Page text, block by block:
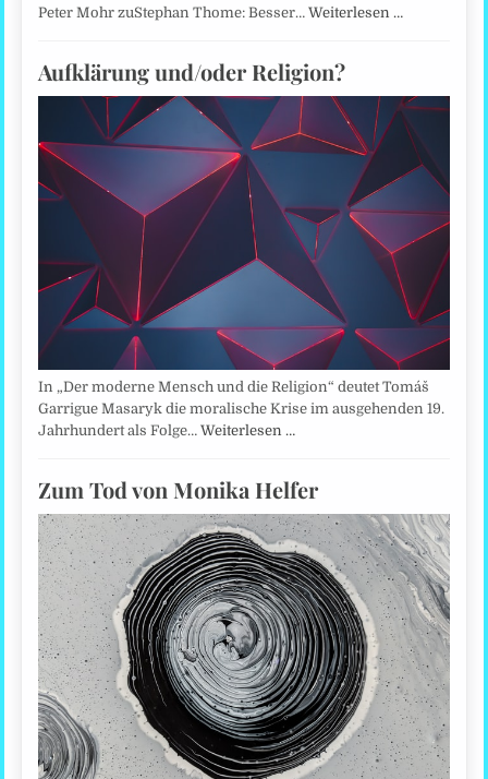
Peter Mohr zuStephan Thome: Besser…Weiterlesen …
Aufklärung und/oder Religion?
In „Der moderne Mensch und die Religion“ deutet Tomáš
Garrigue Masaryk die moralische Krise im ausgehenden 19.
Jahrhundert als Folge…Weiterlesen …
Zum Tod von Monika Helfer